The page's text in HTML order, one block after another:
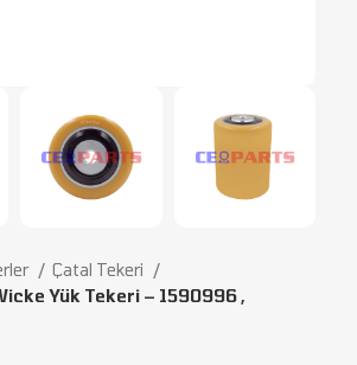
Çatal Tekeri
Yük Tekeri – 1590996 ,